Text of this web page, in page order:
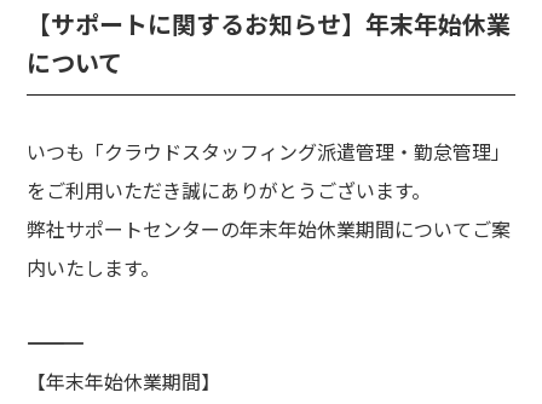
【サポートに関するお知らせ】年末年始休業
について
いつも「クラウドスタッフィング派遣管理・勤怠管理」
をご利用いただき誠にありがとうございます。
弊社サポートセンターの年末年始休業期間についてご案
内いたします。
―――――――――――――――――
【年末年始休業期間】